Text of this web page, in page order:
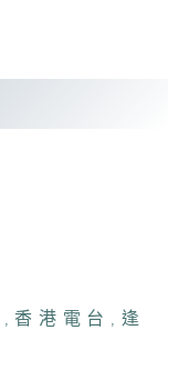
, 香港電台 , 逢